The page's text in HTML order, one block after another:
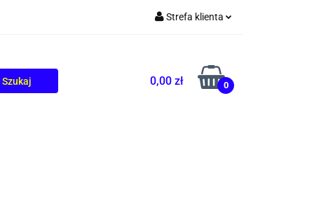
Strefa klienta
Zarejestruj się
Dodaj zgłoszenie
0,00 zł 0